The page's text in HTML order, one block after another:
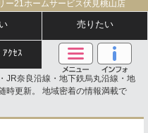
ー21ホームサービス伏見桃山店
売りたい
ｸｾｽ
JR奈良沿線・地下鉄烏丸沿線・地
時更新。 地域密着の情報満載で